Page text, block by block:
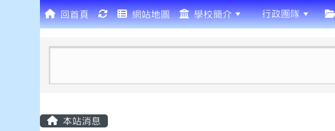
回首頁 網站地圖 學校簡介 行政團隊
本站消息